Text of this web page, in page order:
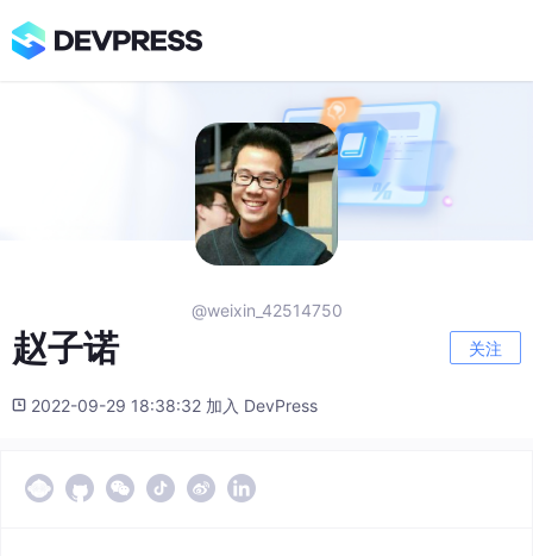
@weixin_42514750
赵子诺 关注
2022-09-29 18:38:32 加入 DevPress